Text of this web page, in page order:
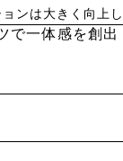
ンは大きく向上
で一体感を創出